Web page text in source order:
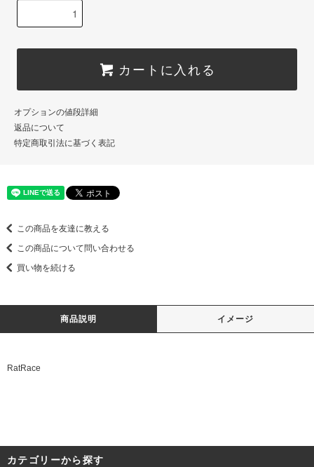
カートに入れる
オプションの値段詳細
返品について
特定商取引法に基づく表記
この商品を友達に教える
この商品について問い合わせる
買い物を続ける
商品説明 イメージ
RatRace
カテゴリーから探す